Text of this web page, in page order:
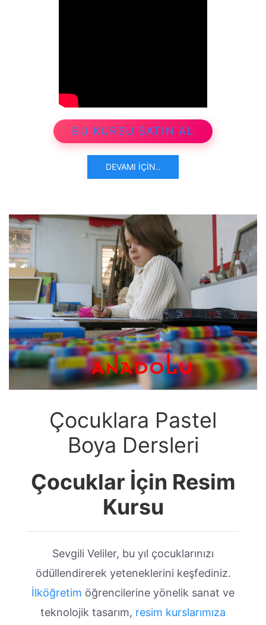
BU KURSU SATIN AL
DEVAMI İÇIN..
Çocuklara Pastel
Boya Dersleri
Çocuklar İçin Resim
Kursu
Sevgili Veliler, bu yıl çocuklarınızı
ödüllendirerek yeteneklerini keşfediniz.
İlköğretim öğrencilerine yönelik sanat ve
teknolojik tasarım, resim kurslarımıza